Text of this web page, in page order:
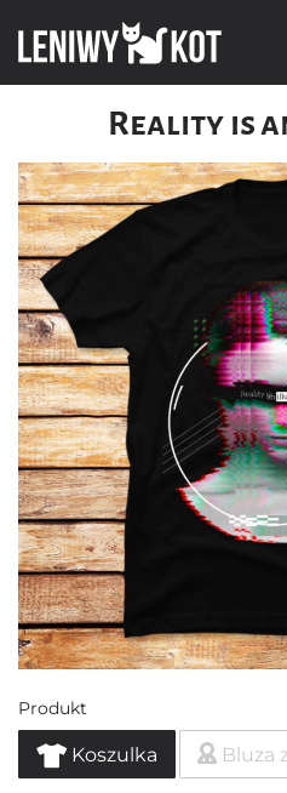
Reality is
Produkt
Koszulka Bluza